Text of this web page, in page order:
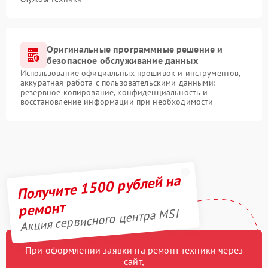
Оригинальные программные решение и
безопасное обслуживание данных
Использование официальных прошивок и инструментов,
аккуратная работа с пользовательскими данными:
резервное копирование, конфиденциальность и
восстановление информации при необходимости
Получите 1500 рублей на
ремонт
Акция сервисного центра MSI
При оформлении заявки на ремонт техники через
сайт,